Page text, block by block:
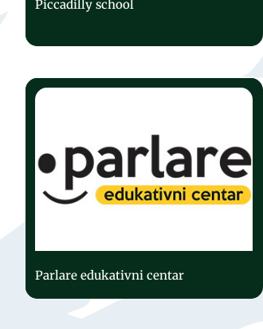
Piccadilly school
Parlare edukativni centar